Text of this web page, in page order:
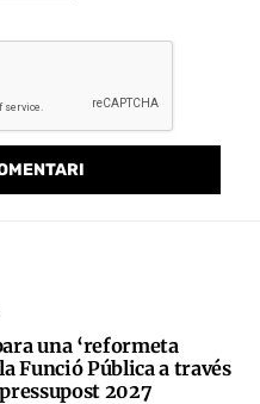
una ‘reformeta
Funció Pública a través
2027